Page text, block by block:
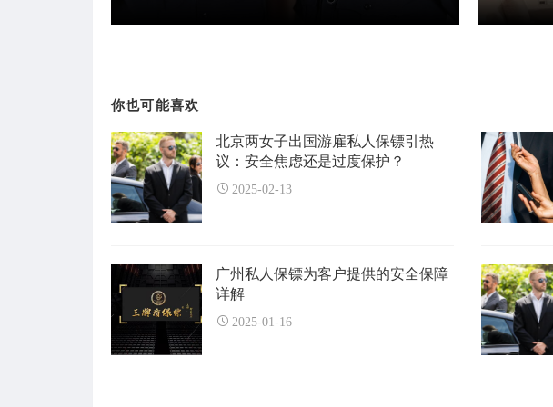
你也可能喜欢
北京两女子出国游雇私人保镖引热
议：安全焦虑还是过度保护？
2025-02-13
广州私人保镖为客户提供的安全保障
详解
2025-01-16